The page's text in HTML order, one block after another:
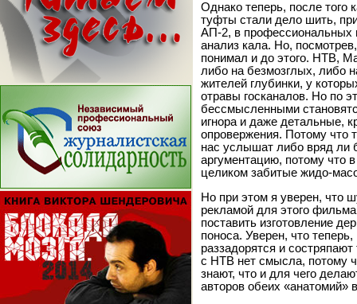
Однако теперь, после того
туфты стали дело шить,
АП-2, в профессиональных
анализ кала. Но,
понимал и до этого. НТВ,
либо на безмозглых, либо
жителей глубинки, у
отравы госканалов. Но по
бессмысленными
игнора и даже детальные,
опровержения. Потому что
нас услышат либо вряд ли
аргументацию, потому что
целиком забитые жидо-
Но при этом я уверен, что
рекламой для этого
поставить изготовление
поноса. Уверен, что
раззадорятся и
с НТВ нет смысла, потому
знают, что и для чего
авторов обеих «анатомий»